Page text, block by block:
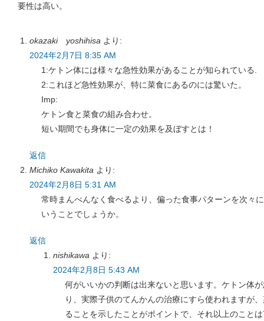
要性は高い。
okazaki yoshihisa より:
2024年2月7日 8:35 AM
1:ケトン体には様々な急性効果があることが知られている.
2:これほど急性効果が、特に菜食にあるのには驚いた。
Imp:
ケトン食と菜食の組み合わせ。
短い期間でも身体に一定の効果を及ぼすとは！
返信
Michiko Kawakita より:
2024年2月8日 5:31 AM
常時まんべんなく食べるより、偏った食事パターンを次々
いうことでしょうか。
返信
nishikawa より:
2024年2月8日 5:43 AM
何がいいかの判断は出来ないと思います。ケトン体
り、実際子供のてんかんの治療にすら使われますが
ることを示したことがポイントで、それ以上のこと